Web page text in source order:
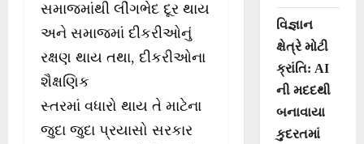
સમાજમાંથી લીંગભેદ દૂર થાય
અને સમાજમાં દીકરીઓનું
રક્ષણ થાય તથા, દીકરીઓના
શૈક્ષણિક
સ્તરમાં વધારો થાય તે માટેના
જુદા જુદા પ્રયાસો સરકાર
વિજ્ઞાન
ક્ષેત્રે મોટી
ક્રાંતિ: AI
ની મદદથી
બનાવાયા
કુદરતમાં